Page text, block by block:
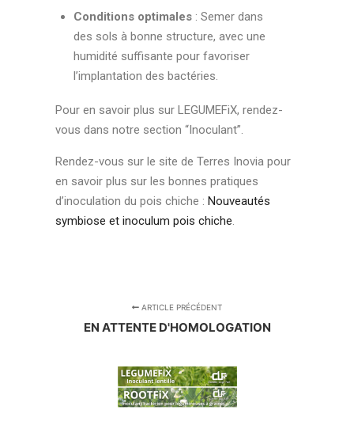
Conditions optimales: Semer dans
des sols à bonne structure, avec une
humidité suffisante pour favoriser
l’implantation des bactéries.
Pour en savoir plus sur LEGUMEFiX, rendez-
vous dans notre section “Inoculant”.
Rendez-vous sur le site de Terres Inovia pour
en savoir plus sur les bonnes pratiques
d’inoculation du pois chiche : Nouveautés
symbiose et inoculum pois chiche
ARTICLE PRÉCÉDENT
EN ATTENTE D'HOMOLOGATION